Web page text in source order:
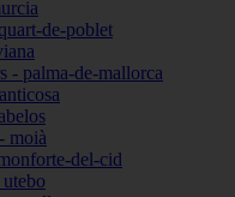
de-poblet
- palma-de-mallorca
moià
del-cid